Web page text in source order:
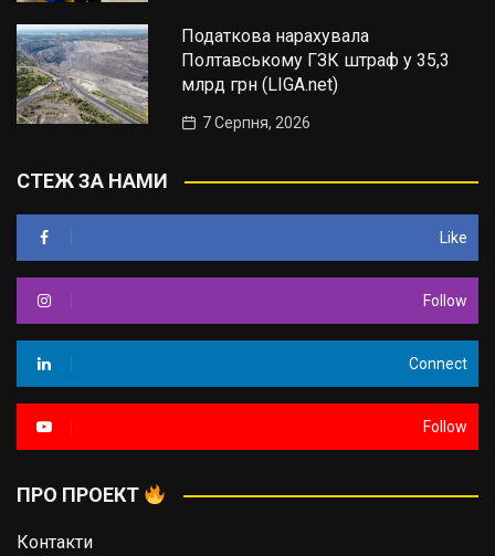
Податкова нарахувала
Полтавському ГЗК штраф у 35,3
млрд грн (LIGA.net)
7 Серпня, 2026
СТЕЖ ЗА НАМИ
Like
Follow
Connect
Follow
ПРО ПРОЕКТ
Контакти